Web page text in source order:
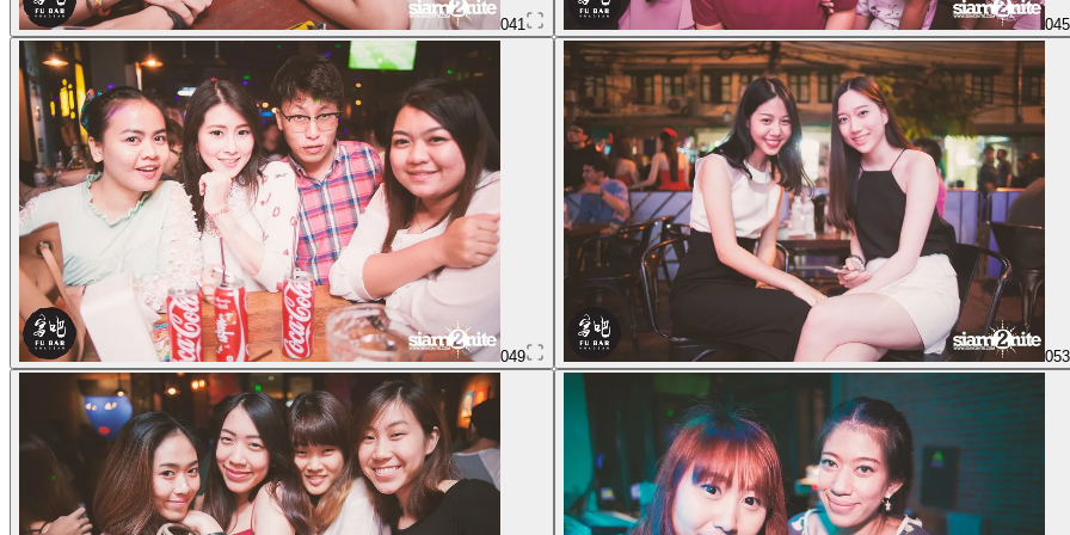
041 045
049 053